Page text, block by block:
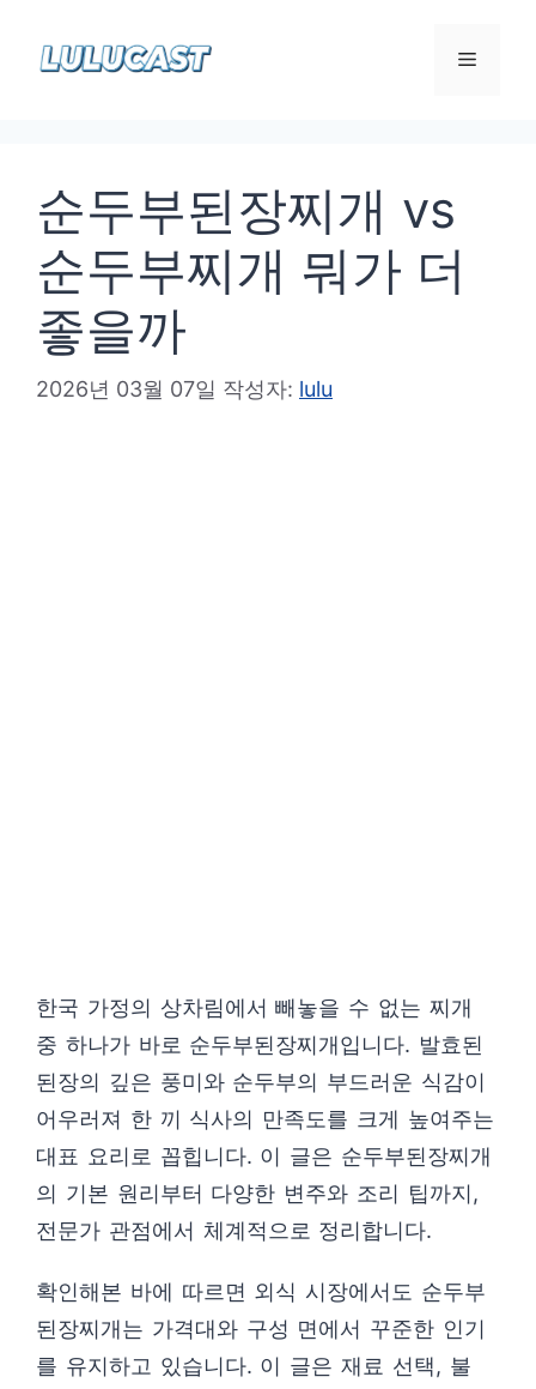
메
순두부된장찌개 vs
순두부찌개 뭐가 더
좋을까
2026년 03월 07일 작성자: lulu
한국 가정의 상차림에서 빼놓을 수 없는 찌개
중 하나가 바로 순두부된장찌개입니다. 발효된
된장의 깊은 풍미와 순두부의 부드러운 식감이
어우러져 한 끼 식사의 만족도를 크게 높여주는
대표 요리로 꼽힙니다. 이 글은 순두부된장찌개
의 기본 원리부터 다양한 변주와 조리 팁까지,
전문가 관점에서 체계적으로 정리합니다.
확인해본 바에 따르면 외식 시장에서도 순두부
된장찌개는 가격대와 구성 면에서 꾸준한 인기
를 유지하고 있습니다. 이 글은 재료 선택, 불